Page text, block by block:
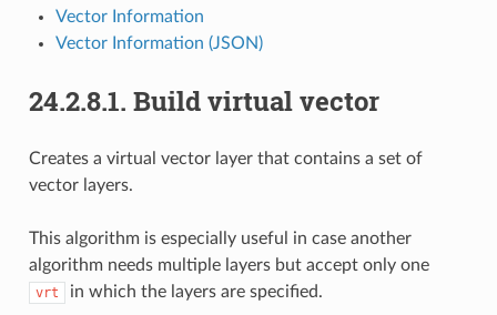
Vector Information
Vector Information (JSON)
24.2.8.1. Build virtual vector
Creates a virtual vector layer that contains a set of
vector layers.
This algorithm is especially useful in case another
algorithm needs multiple layers but accept only one
vrt in which the layers are specified.